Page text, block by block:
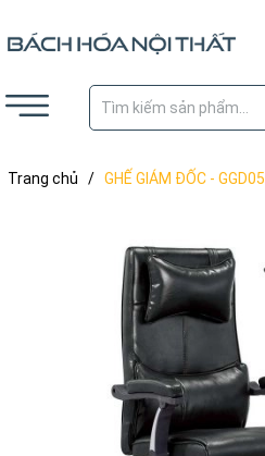
Trang chủ / GHẾ GIÁM ĐỐC - GGD05